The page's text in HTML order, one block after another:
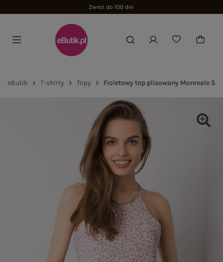
Zwrot do 100 dni
eButik T-shirty Topy Fioletowy top plisowany Monreale